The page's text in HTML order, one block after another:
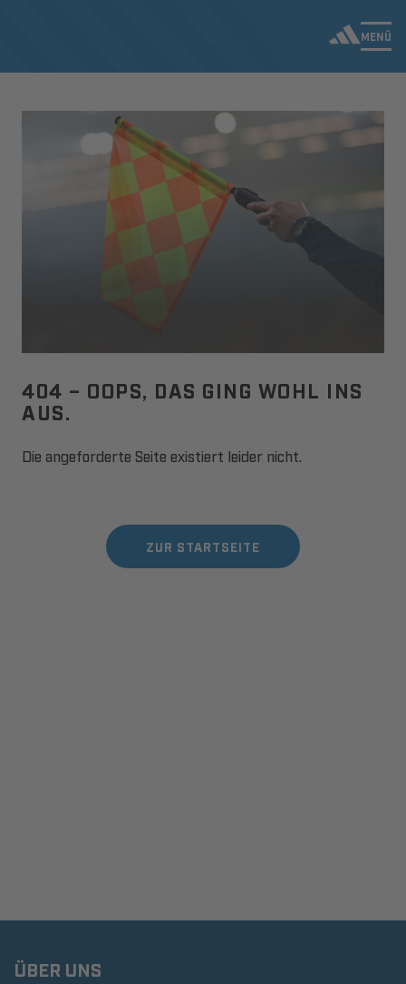
MENÜ
404 – OOPS, DAS GING WOHL INS
AUS.
Die angeforderte Seite existiert leider nicht.
ZUR STARTSEITE
ÜBER UNS